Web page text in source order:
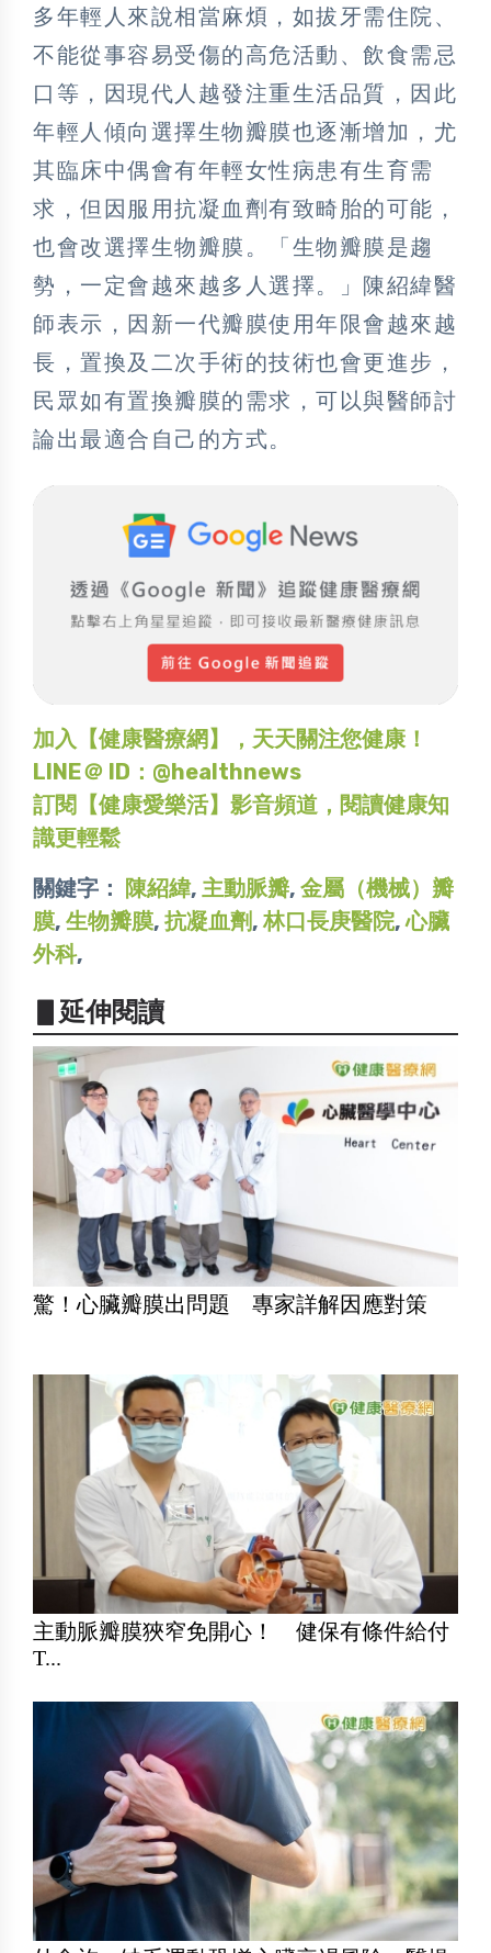
多年輕人來說相當麻煩，如拔牙需住院、
不能從事容易受傷的高危活動、飲食需忌
口等，因現代人越發注重生活品質，因此
年輕人傾向選擇生物瓣膜也逐漸增加，尤
其臨床中偶會有年輕女性病患有生育需
求，但因服用抗凝血劑有致畸胎的可能，
也會改選擇生物瓣膜。「生物瓣膜是趨
勢，一定會越來越多人選擇。」陳紹緯醫
師表示，因新一代瓣膜使用年限會越來越
長，置換及二次手術的技術也會更進步，
民眾如有置換瓣膜的需求，可以與醫師討
論出最適合自己的方式。
加入【健康醫療網】，天天關注您健康！
LINE＠ ID：@healthnews
訂閱【健康愛樂活】影音頻道，閱讀健康知
識更輕鬆
關鍵字：
陳紹緯, 主動脈瓣, 金屬（機械）瓣
膜, 生物瓣膜, 抗凝血劑,林口長庚醫院,心臟
外科,
▋延伸閱讀
驚！心臟瓣膜出問題 專家詳解因應對策
主動脈瓣膜狹窄免開心！ 健保有條件給付
T...